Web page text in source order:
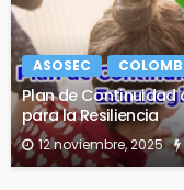
ASOSEC
Plan de Continuidad
para la Resiliencia
12 noviembre, 2025